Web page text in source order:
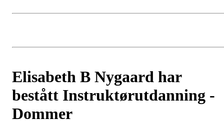
Elisabeth B Nygaard har
bestått Instruktørutdanning -
Dommer